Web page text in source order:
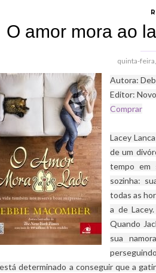
O amor mora ao
quinta-
Autora:
Editor:
Comprar
Lacey
de um
tempo em
sozinha:
todas as
a de
Quando
sua
determinado a conseguir que a